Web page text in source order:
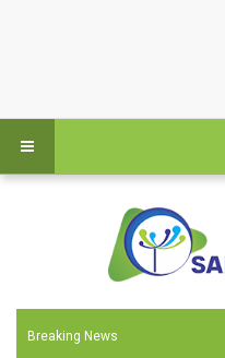
Breaking News